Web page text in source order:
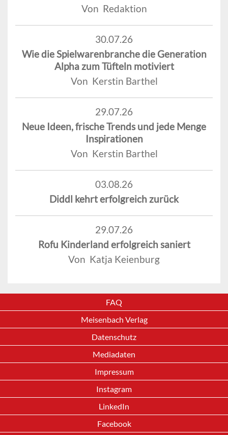
Von Redaktion
30.07.26
Wie die Spielwarenbranche die Generation
Alpha zum Tüfteln motiviert
Von Kerstin Barthel
29.07.26
Neue Ideen, frische Trends und jede Menge
Inspirationen
Von Kerstin Barthel
03.08.26
Diddl kehrt erfolgreich zurück
29.07.26
Rofu Kinderland erfolgreich saniert
Von Katja Keienburg
FAQ
Meisenbach Verlag
Datenschutz
Mediadaten
Impressum
Instagram
LinkedIn
Facebook